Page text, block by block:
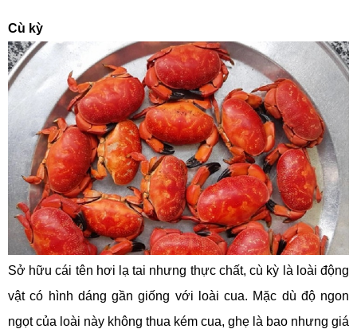
Cù kỳ
Sở hữu cái tên hơi lạ tai nhưng thực chất, cù kỳ là loài động
vật có hình dáng gần giống với loài cua. Mặc dù độ ngon
ngọt của loài này không thua kém cua, ghẹ là bao nhưng giá